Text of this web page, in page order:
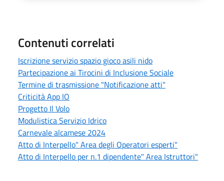
Contenuti correlati
Iscrizione servizio spazio gioco asili nido
Partecipazione ai Tirocini di Inclusione Sociale
Termine di trasmissione "Notificazione atti"
Criticità App IO
Progetto Il Volo
Modulistica Servizio Idrico
Carnevale alcamese 2024
Atto di Interpello" Area degli Operatori esperti"
Atto di Interpello per n.1 dipendente" Area Istruttori"